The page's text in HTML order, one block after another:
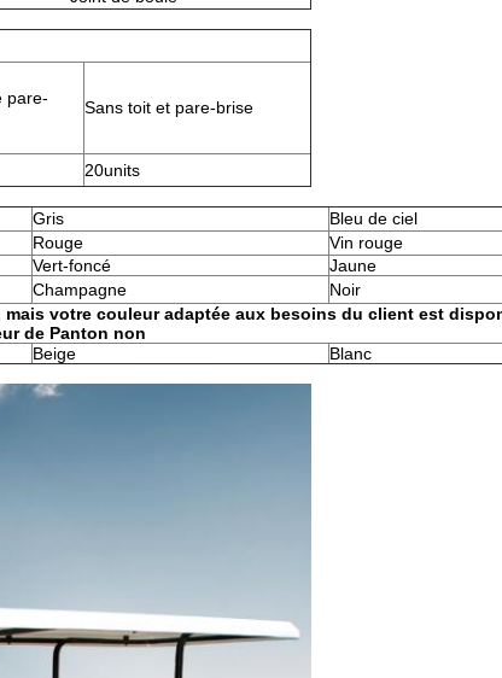
pare-
Sans toit et pare-brise
20units
Gris
Bleu de ciel
Rouge
Vin rouge
Vert-foncé
Jaune
Champagne
Noir
votre couleur adaptée aux besoins du client est
de Panton non
Beige
Blanc